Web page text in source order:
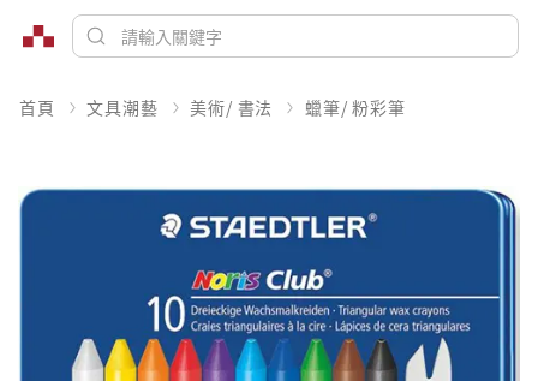
首頁 文具潮藝 美術/ 書法 蠟筆/ 粉彩筆